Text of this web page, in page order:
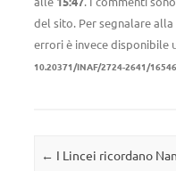
del sito. Per segnalare
errori è invece disponibile
10.20371/INAF/2724-2641/
Navigazione articolo
← I Lincei ricordano